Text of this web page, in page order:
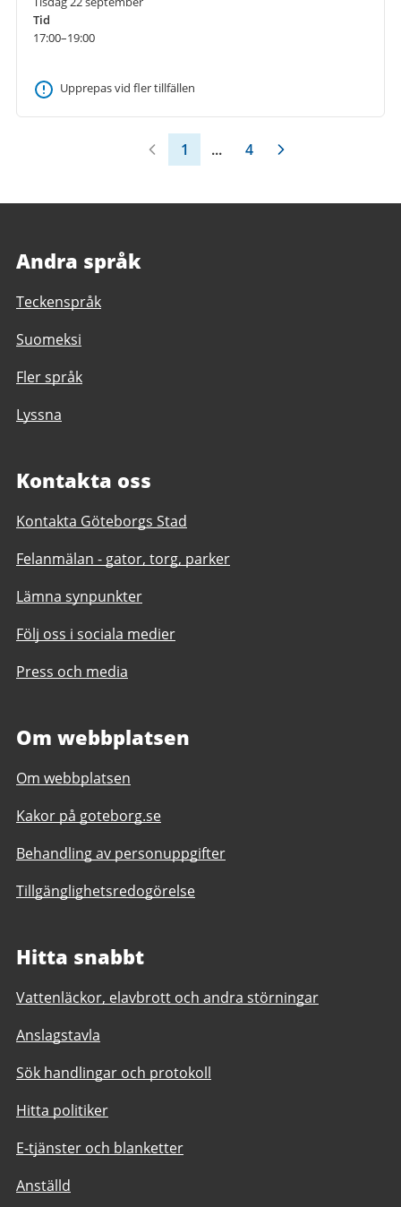
Tid
17:00–19:00
Upprepas vid fler tillfällen
1 ... 4
Andra språk
Teckenspråk
Suomeksi
Fler språk
Lyssna
Kontakta oss
Kontakta Göteborgs Stad
Felanmälan - gator, torg, parker
Lämna synpunkter
Följ oss i sociala medier
Press och media
Om webbplatsen
Om webbplatsen
Kakor på goteborg.se
Behandling av personuppgifter
Tillgänglighetsredogörelse
Hitta snabbt
Vattenläckor, elavbrott och andra störningar
Anslagstavla
Sök handlingar och protokoll
Hitta politiker
E-tjänster och blanketter
Anställd